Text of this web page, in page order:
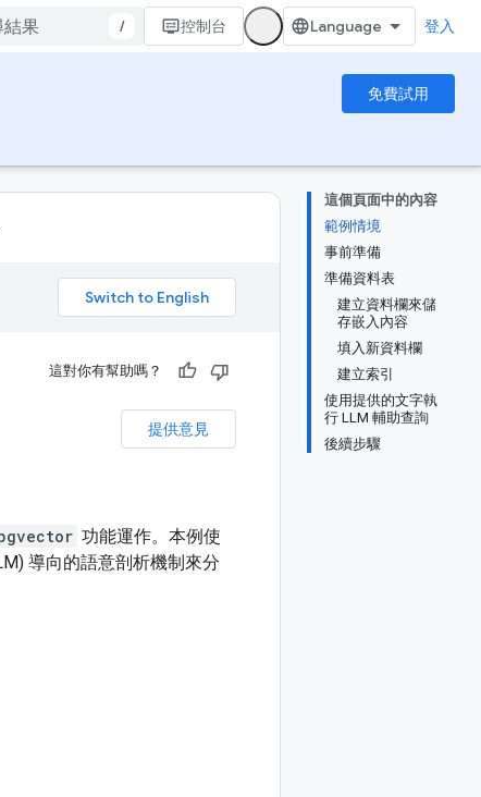
/ 控制台 登入
免費試用
這個頁面中的內容
範例情境
事前準備
準備資料表
建立資料欄來儲
存嵌入內容
填入新資料欄
建立索引
使用提供的文字執
行 LLM 輔助查詢
後續步驟
這對你有幫助嗎？
提供意見
功能運作。本例使
導向的語意剖析機制來分